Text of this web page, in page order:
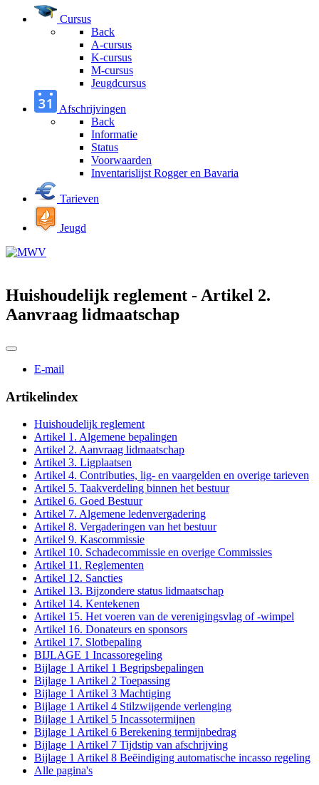
Cursus
Back
A-cursus
K-cursus
M-cursus
Jeugdcursus
Afschrijvingen
Back
Informatie
Status
Voorwaarden
Inventarislijst Rogger en Bavaria
Tarieven
Jeugd
Huishoudelijk reglement - Artikel 2.
Aanvraag lidmaatschap
E-mail
Artikelindex
Huishoudelijk reglement
Artikel 1. Algemene bepalingen
Artikel 2. Aanvraag lidmaatschap
Artikel 3. Ligplaatsen
Artikel 4. Contributies, lig- en vaargelden en overige tarieven
Artikel 5. Taakverdeling binnen het bestuur
Artikel 6. Goed Bestuur
Artikel 7. Algemene ledenvergadering
Artikel 8. Vergaderingen van het bestuur
Artikel 9. Kascommissie
Artikel 10. Schadecommissie en overige Commissies
Artikel 11. Reglementen
Artikel 12. Sancties
Artikel 13. Bijzondere status lidmaatschap
Artikel 14. Kentekenen
Artikel 15. Het voeren van de verenigingsvlag of -wimpel
Artikel 16. Donateurs en sponsors
Artikel 17. Slotbepaling
BIJLAGE 1 Incassoregeling
Bijlage 1 Artikel 1 Begripsbepalingen
Bijlage 1 Artikel 2 Toepassing
Bijlage 1 Artikel 3 Machtiging
Bijlage 1 Artikel 4 Stilzwijgende verlenging
Bijlage 1 Artikel 5 Incassotermijnen
Bijlage 1 Artikel 6 Berekening termijnbedrag
Bijlage 1 Artikel 7 Tijdstip van afschrijving
Bijlage 1 Artikel 8 Beëindiging automatische incasso regeling
Alle pagina's